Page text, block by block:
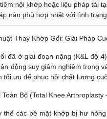
nội khớp hoặc liệu pháp tái
nào phù hợp nhất với tình
Thay Khớp Gối: Giải Pháp
đã ở giai đoạn nặng (K&L độ
động suy giảm nghiêm trọng
tối ưu để phục hồi chất lượng
Bộ (Total Knee Arthroplasty
thế các bề mặt khớp bị hư